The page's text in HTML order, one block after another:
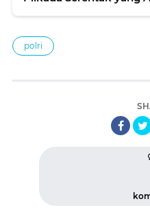
polri